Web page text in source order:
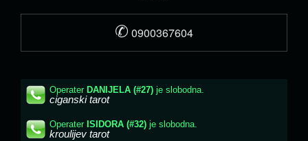
✆ 0900367604